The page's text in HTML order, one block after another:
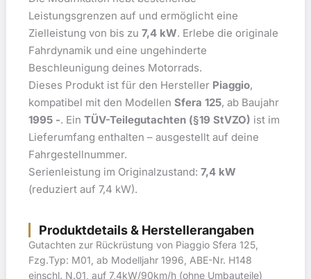
Leistungsgrenzen auf und ermöglicht eine
Zielleistung von bis zu 7,4 kW. Erlebe die originale
Fahrdynamik und eine ungehinderte
Beschleunigung deines Motorrads.
Dieses Produkt ist für den Hersteller Piaggio,
kompatibel mit den Modellen Sfera 125, ab Baujahr
1995 -. Ein TÜV-Teilegutachten (§19 StVZO) ist im
Lieferumfang enthalten – ausgestellt auf deine
Fahrgestellnummer.
Serienleistung im Originalzustand: 7,4 kW
(reduziert auf 7,4 kW).
Produktdetails & Herstellerangaben
Gutachten zur Rückrüstung von Piaggio Sfera 125,
Fzg.Typ: M01, ab Modelljahr 1996, ABE-Nr. H148
einschl. N.01, auf 7,4kW/90km/h (ohne Umbauteile)